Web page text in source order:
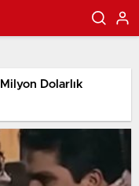
Dolarlık